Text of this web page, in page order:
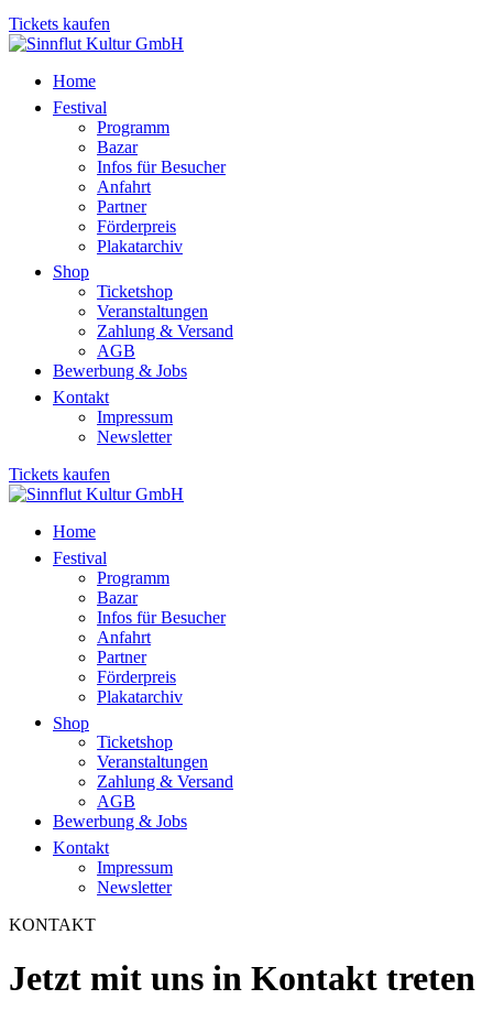
Tickets kaufen
Home
Festival
Programm
Bazar
Infos für Besucher
Anfahrt
Partner
Förderpreis
Plakatarchiv
Shop
Ticketshop
Veranstaltungen
Zahlung & Versand
AGB
Bewerbung & Jobs
Kontakt
Impressum
Newsletter
Tickets kaufen
Home
Festival
Programm
Bazar
Infos für Besucher
Anfahrt
Partner
Förderpreis
Plakatarchiv
Shop
Ticketshop
Veranstaltungen
Zahlung & Versand
AGB
Bewerbung & Jobs
Kontakt
Impressum
Newsletter
KONTAKT
Jetzt mit uns in Kontakt treten